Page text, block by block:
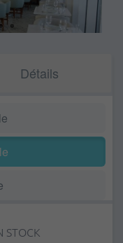
Détails
STOCK